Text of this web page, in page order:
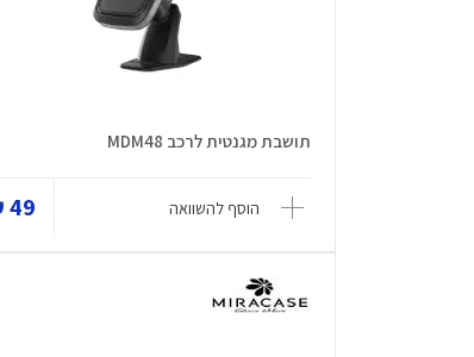
תושבת מגנטית לרכב MDM48
הוסף להשוואה 49 ₪